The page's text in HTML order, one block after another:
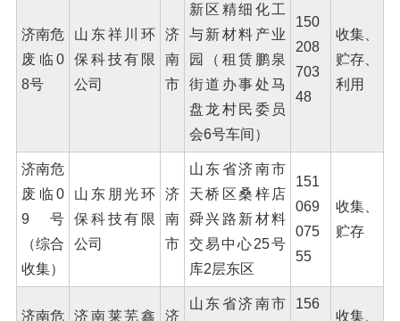
济南危
废临0
8号
山东祥川环
保科技有限
公司
济
南
市
新区精细化工
与新材料产业
园（租赁鹏泉
街道办事处马
盘龙村民委员
会6号车间）
150
208
703
48
收集、
贮存、
利用
济南危
废临0
9号
（综合
收集）
山东朋光环
保科技有限
公司
济
南
市
山东省济南市
天桥区桑梓店
舜兴路新材料
交易中心25号
库2层东区
151
069
075
55
收集、
贮存
济南危
济南莱芜鑫
济
山东省济南市
156
收集、